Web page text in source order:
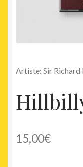
Artiste: Sir Richard
15,00€